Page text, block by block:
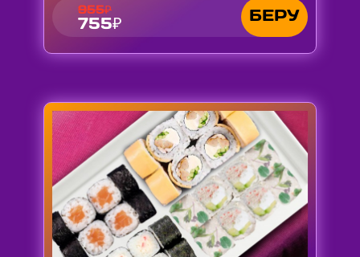
955₽
755₽ БЕРУ